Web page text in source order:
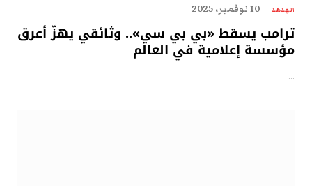
الهدهد 10 نوفمبر، 2025
ترامب يسقط «بي بي سي».. وثائقي يهزّ أعرق
مؤسسة إعلامية في العالم
…